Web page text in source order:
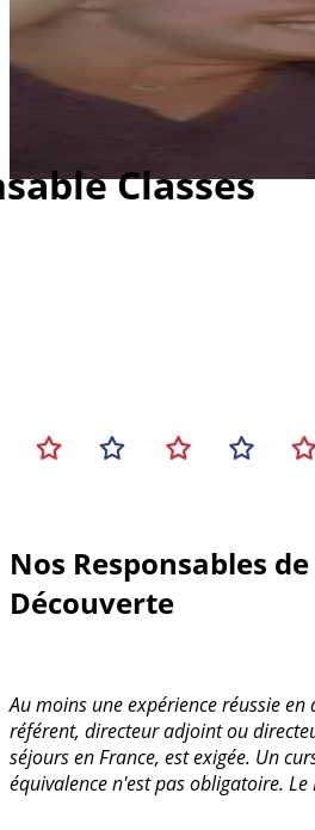
Classes
Nos Responsables de
Découverte
Au moins une expérience réussie
référent, directeur adjoint ou
séjours en France, est exigée. Un
équivalence n'est pas obligatoire. Le